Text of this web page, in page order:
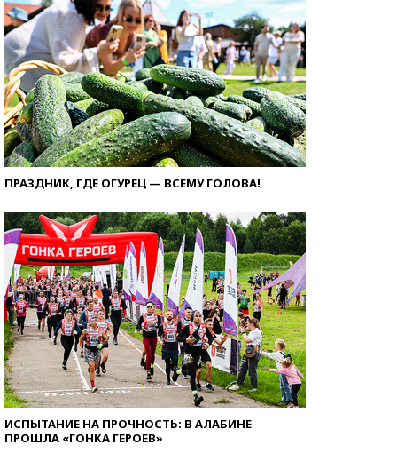
ПРАЗДНИК, ГДЕ ОГУРЕЦ — ВСЕМУ ГОЛОВА!
ИСПЫТАНИЕ НА ПРОЧНОСТЬ: В АЛАБИНЕ
ПРОШЛА «ГОНКА ГЕРОЕВ»